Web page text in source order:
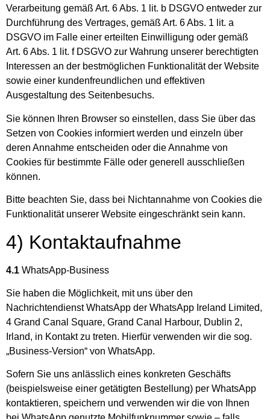
Verarbeitung gemäß Art. 6 Abs. 1 lit. b DSGVO entweder zur
Durchführung des Vertrages, gemäß Art. 6 Abs. 1 lit. a
DSGVO im Falle einer erteilten Einwilligung oder gemäß
Art. 6 Abs. 1 lit. f DSGVO zur Wahrung unserer berechtigten
Interessen an der bestmöglichen Funktionalität der Website
sowie einer kundenfreundlichen und effektiven
Ausgestaltung des Seitenbesuchs.
Sie können Ihren Browser so einstellen, dass Sie über das
Setzen von Cookies informiert werden und einzeln über
deren Annahme entscheiden oder die Annahme von
Cookies für bestimmte Fälle oder generell ausschließen
können.
Bitte beachten Sie, dass bei Nichtannahme von Cookies die
Funktionalität unserer Website eingeschränkt sein kann.
4) Kontaktaufnahme
4.1 WhatsApp-Business
Sie haben die Möglichkeit, mit uns über den
Nachrichtendienst WhatsApp der WhatsApp Ireland Limited,
4 Grand Canal Square, Grand Canal Harbour, Dublin 2,
Irland, in Kontakt zu treten. Hierfür verwenden wir die sog.
„Business-Version“ von WhatsApp.
Sofern Sie uns anlässlich eines konkreten Geschäfts
(beispielsweise einer getätigten Bestellung) per WhatsApp
kontaktieren, speichern und verwenden wir die von Ihnen